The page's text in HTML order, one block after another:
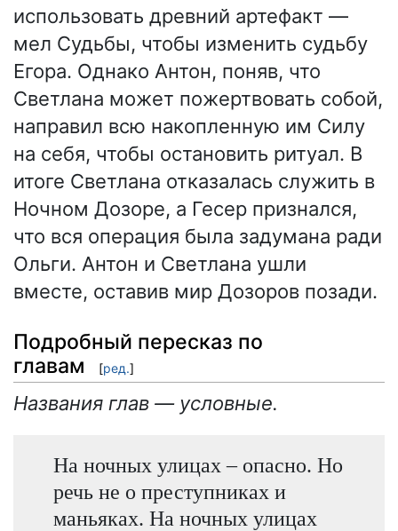
использовать древний артефакт —
мел Судьбы, чтобы изменить судьбу
Егора. Однако Антон, поняв, что
Светлана может пожертвовать собой,
направил всю накопленную им Силу
на себя, чтобы остановить ритуал. В
итоге Светлана отказалась служить в
Ночном Дозоре, а Гесер признался,
что вся операция была задумана ради
Ольги. Антон и Светлана ушли
вместе, оставив мир Дозоров позади.
Подробный пересказ по
главам
[ред.]
Названия глав — условные.
На ночных улицах – опасно. Но
речь не о преступниках и
маньяках. На ночных улицах